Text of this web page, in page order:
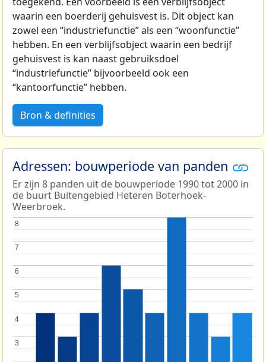
waarin een boerderij gehuisvest is. Dit object kan
zowel een “industriefunctie” als een “woonfunctie”
hebben. En een verblijfsobject waarin een bedrijf
gehuisvest is kan naast gebruiksdoel
“industriefunctie” bijvoorbeeld ook een
“kantoorfunctie” hebben.
Bron & definities
Adressen: bouwperiode van panden
Er zijn 8 panden uit de bouwperiode 1990 tot 2000 in
de buurt Buitengebied Heteren Boterhoek-
Weerbroek.
3
3
4
4
5
5
6
6
7
7
8
8